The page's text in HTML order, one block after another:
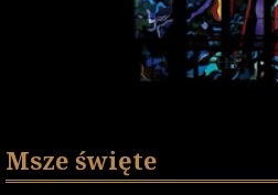
Msze święte